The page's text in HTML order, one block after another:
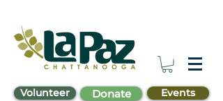
Volunteer Donate Events